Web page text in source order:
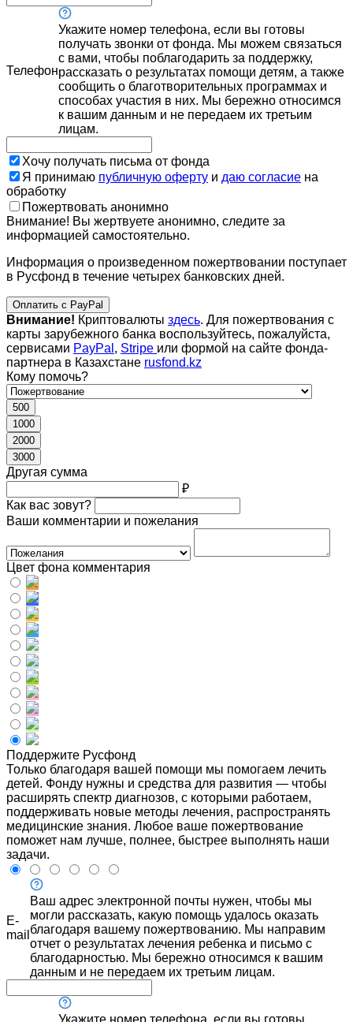
Телефон
Укажите номер телефона, если вы готовы
получать звонки от фонда. Мы можем связаться
с вами, чтобы поблагодарить за поддержку,
рассказать о результатах помощи детям, а также
сообщить о благотворительных программах и
способах участия в них. Мы бережно относимся
к вашим данным и не передаем их третьим
лицам.
Хочу получать письма от фонда
Я принимаю публичную оферту и даю согласие на
обработку
Пожертвовать анонимно
Внимание! Вы жертвуете анонимно, следите за
информацией самостоятельно.
Информация о произведенном пожертвовании поступает
в Русфонд в течение четырех банковских дней.
Оплатить с PayPal
Внимание! Криптовалюты здесь. Для пожертвования с
карты зарубежного банка воспользуйтесь, пожалуйста,
сервисами PayPal , Stripe или формой на сайте фонда-
партнера в Казахстане rusfond.kz
Кому помочь?
500
1000
2000
3000
Другая сумма
₽
Как вас зовут?
Ваши комментарии и пожелания
Цвет фона комментария
Поддержите Русфонд
Только благодаря вашей помощи мы помогаем лечить
детей. Фонду нужны и средства для развития — чтобы
расширять спектр диагнозов, с которыми работаем,
поддерживать новые методы лечения, распространять
медицинские знания. Любое ваше пожертвование
поможет нам лучше, полнее, быстрее выполнять наши
задачи.
E-
mail
Ваш адрес электронной почты нужен, чтобы мы
могли рассказать, какую помощь удалось оказать
благодаря вашему пожертвованию. Мы направим
отчет о результатах лечения ребенка и письмо с
благодарностью. Мы бережно относимся к вашим
данным и не передаем их третьим лицам.
Укажите номер телефона, если вы готовы